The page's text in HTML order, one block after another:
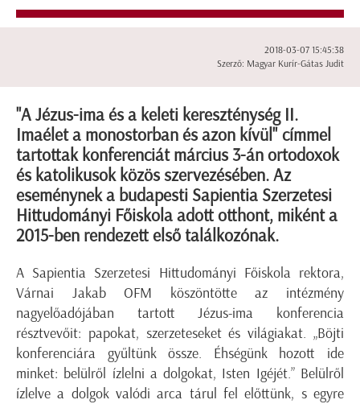
2018-03-07 15:45:38
Szerző: Magyar Kurír-Gátas Judit
"A Jézus-ima és a keleti kereszténység II.
Imaélet a monostorban és azon kívül" címmel
tartottak konferenciát március 3-án ortodoxok
és katolikusok közös szervezésében. Az
eseménynek a budapesti Sapientia Szerzetesi
Hittudományi Főiskola adott otthont, miként a
2015-ben rendezett első találkozónak.
A Sapientia Szerzetesi Hittudományi Főiskola rektora,
Várnai Jakab OFM köszöntötte az intézmény
nagyelőadójában tartott Jézus-ima konferencia
résztvevőit: papokat, szerzeteseket és világiakat. „Böjti
konferenciára gyűltünk össze. Éhségünk hozott ide
minket: belülről ízlelni a dolgokat, Isten Igéjét.” Belülről
ízlelve a dolgok valódi arca tárul fel előttünk, s egyre